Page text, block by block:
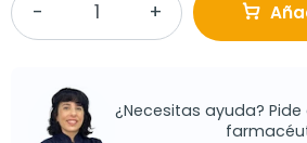
¿Necesitas ayuda?